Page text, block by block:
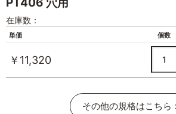
在庫数：
単価 個数
￥11,320
その他の規格はこちら